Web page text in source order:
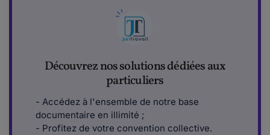
Découvrez nos solutions dédiées aux
particuliers
- Accédez à l'ensemble de notre base
documentaire en illimité ;
- Profitez de votre convention collective.